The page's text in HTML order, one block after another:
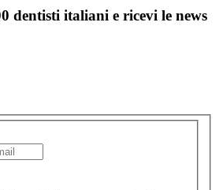
dentisti italiani e ricevi le news